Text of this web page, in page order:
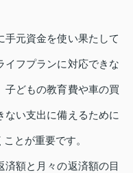
手元資金を使い果たして
イフプランに対応できな
子どもの教育費や車の買
ない支出に備えるために
とが重要です。
済額と月々の返済額の目